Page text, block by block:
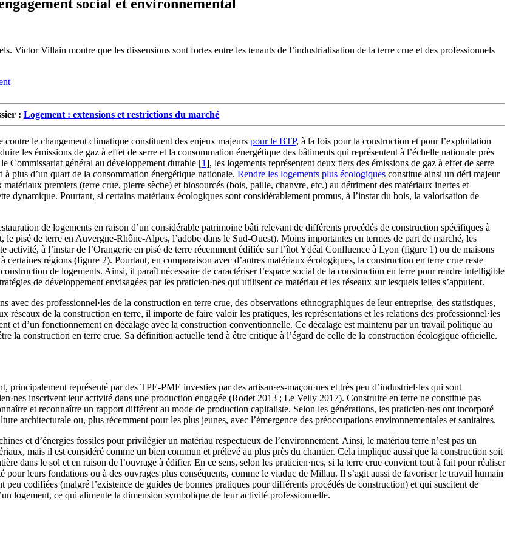
social et environnemental
Victor Villain montre que les dissensions sont fortes entre les tenants de l’industrialisation de la terre crue et des professionnels
: Logement : extensions et restrictions du marché
le changement climatique constituent des enjeux majeurs pour le BTP, à la fois pour la construction et pour l’exploitation
les émissions de gaz à effet de serre et la consommation énergétique des bâtiments qui représentent à l’échelle nationale près
Commissariat général au développement durable [1], les logements représentent deux tiers des émissions de gaz à effet de serre
plus d’un quart de la consommation énergétique nationale. Rendre les logements plus écologiques constitue ainsi un défi majeur
premiers (terre crue, pierre sèche) et biosourcés (bois, paille, chanvre, etc.) au détriment des matériaux inertes et
dynamique. Pourtant, si certains matériaux écologiques sont considérablement promus, à l’instar du bois, la valorisation de
de logements en raison d’un considérable patrimoine bâti relevant de différents procédés de construction spécifiques à
pisé de terre en Auvergne-Rhône-Alpes, l’adobe dans le Sud-Ouest). Moins importantes en termes de part de marché, les
activité, à l’instar de l’Orangerie en pisé de terre récemment édifiée sur l’îlot Ydéal Confluence à Lyon (figure 1) ou de maisons
régions (figure 2). Pourtant, en comparaison avec d’autres matériaux écologiques, la construction en terre crue reste
de logements. Ainsi, il paraît nécessaire de caractériser l’espace social de la construction en terre pour rendre intelligible
de développement envisagées par les praticien·nes qui utilisent ce matériau et les réseaux sur lesquels ielles s’appuient.
des professionnel·les de la construction en terre crue, des observations ethnographiques de leur entreprise, des statistiques,
de la construction en terre, il importe de faire valoir les pratiques, les représentations et les relations des professionnel·les
et d’un fonctionnement en décalage avec la construction conventionnelle. Ce décalage est maintenu par un travail politique au
la construction en terre crue. Sa définition actuelle tend à être critique à l’égard de celle de la construction écologique officielle.
principalement représenté par des TPE-PME investies par des artisan·es-maçon·nes et très peu d’industriel·les qui sont
inscrivent leur activité dans une production engagée (Rodet 2013 ; Le Velly 2017). Construire en terre ne constitue pas
et reconnaître un rapport différent au mode de production capitaliste. Selon les générations, les praticien·nes ont incorporé
architecturale ou, plus récemment pour les plus jeunes, avec l’émergence des préoccupations environnementales et sanitaires.
et d’énergies fossiles pour privilégier un matériau respectueux de l’environnement. Ainsi, le matériau terre n’est pas un
mais il est considéré comme un bien commun et prélevé au plus près du chantier. Cela implique aussi que la construction soit
dans le sol et en raison de l’ouvrage à édifier. En ce sens, selon les praticien·nes, si la terre crue convient tout à fait pour réaliser
pour leurs fondations ou à des ouvrages plus conséquents, comme le viaduc de Millau. Il s’agit aussi de favoriser le travail humain
codifiées (malgré l’existence de guides de bonnes pratiques pour différents procédés de construction) et qui suscitent de
logement, ce qui alimente la dimension symbolique de leur activité professionnelle.